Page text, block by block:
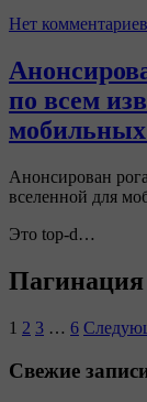
Нет комментариев
по всем
мобильных
Анонсирован
вселенной для
Это top-d…
Пагинация
1 2 3 … 6
Свежие